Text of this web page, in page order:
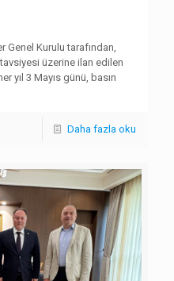
Genel Kurulu tarafından,
tavsiyesi üzerine ilan edilen
yıl 3 Mayıs günü, basın
Daha fazla oku